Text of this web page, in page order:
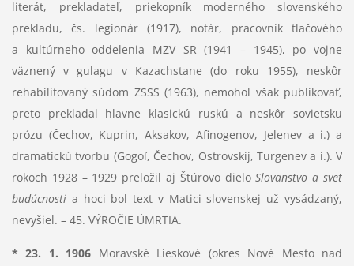
literát, prekladateľ, priekopník moderného slovenského
prekladu, čs. legionár (1917), notár, pracovník tlačového
a kultúrneho oddelenia MZV SR (1941 – 1945), po vojne
väznený v gulagu v Kazachstane (do roku 1955), neskôr
rehabilitovaný súdom ZSSS (1963), nemohol však publikovať,
preto prekladal hlavne klasickú ruskú a neskôr sovietsku
prózu (Čechov, Kuprin, Aksakov, Afinogenov, Jelenev a i.) a
dramatickú tvorbu (Gogoľ, Čechov, Ostrovskij, Turgenev a i.). V
rokoch 1928 – 1929 preložil aj Štúrovo dieloSlovanstvo a svet
budúcnostia hoci bol text v Matici slovenskej už vysádzaný,
nevyšiel. – 45. VÝROČIE ÚMRTIA.
* 23. 1. 1906 Moravské Lieskové (okres Nové Mesto nad